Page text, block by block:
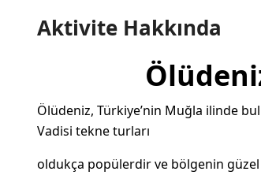
Aktivite Hakkında
Ölüdeniz, Türkiye’nin Muğla ilinde
Vadisi tekne turları
oldukça popülerdir ve bölgenin